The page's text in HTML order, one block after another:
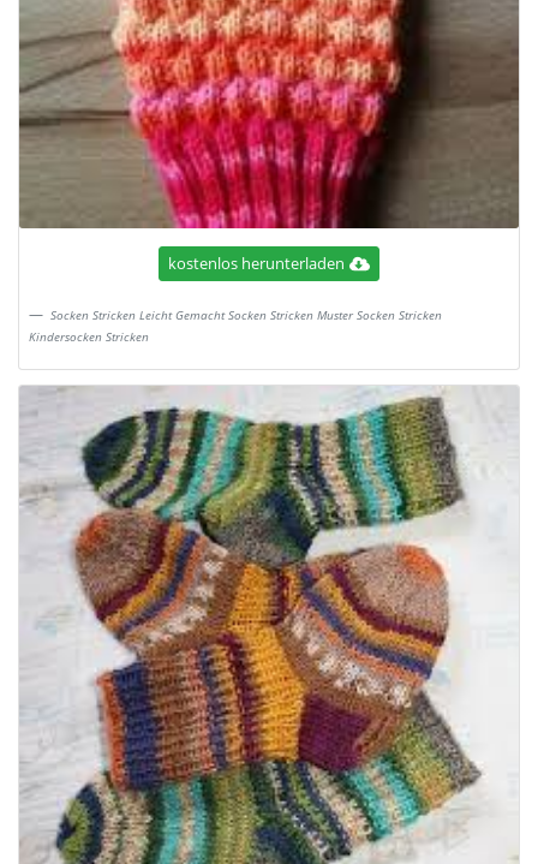
kostenlos herunterladen
Socken Stricken Leicht Gemacht Socken Stricken Muster Socken Stricken
Kindersocken Stricken